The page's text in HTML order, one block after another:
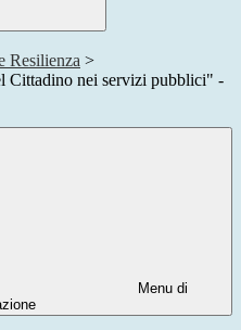
Resilienza >
Cittadino nei servizi pubblici" -
Menu di